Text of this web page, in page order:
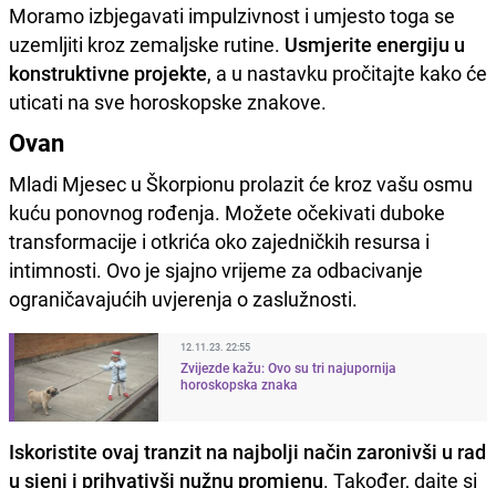
Moramo izbjegavati impulzivnost i umjesto toga se
uzemljiti kroz zemaljske rutine. Usmjerite energiju u
konstruktivne projekte, a u nastavku pročitajte kako će
uticati na sve horoskopske znakove.
Ovan
Mladi Mjesec u Škorpionu prolazit će kroz vašu osmu
kuću ponovnog rođenja. Možete očekivati duboke
transformacije i otkrića oko zajedničkih resursa i
intimnosti. Ovo je sjajno vrijeme za odbacivanje
ograničavajućih uvjerenja o zaslužnosti.
12.11.23. 22:55
Zvijezde kažu: Ovo su tri najupornija
horoskopska znaka
Iskoristite ovaj tranzit na najbolji način zaronivši u rad
u sjeni i prihvativši nužnu promjenu. Također, dajte si